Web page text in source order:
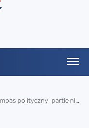
partie niderlandzkojęzyczne trzymają się N-VA